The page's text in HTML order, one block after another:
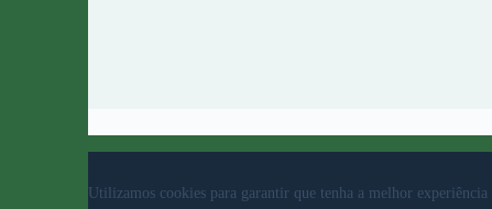
Utilizamos cookies para garantir que tenha a melhor experiência
© 2023 Rio Ave Futebol Clube Desenvolvido por